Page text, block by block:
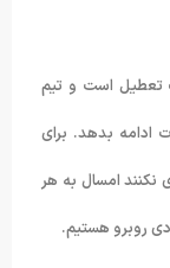
تعطیل است و تیم
ادامه بدهد. برای
نکنند امسال به هر
روبرو هستیم.